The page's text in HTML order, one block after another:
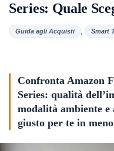
Series: Quale
Guida agli Acquisti , Smart
Confronta Amazon
Series: qualità
modalità ambiente
giusto per te in